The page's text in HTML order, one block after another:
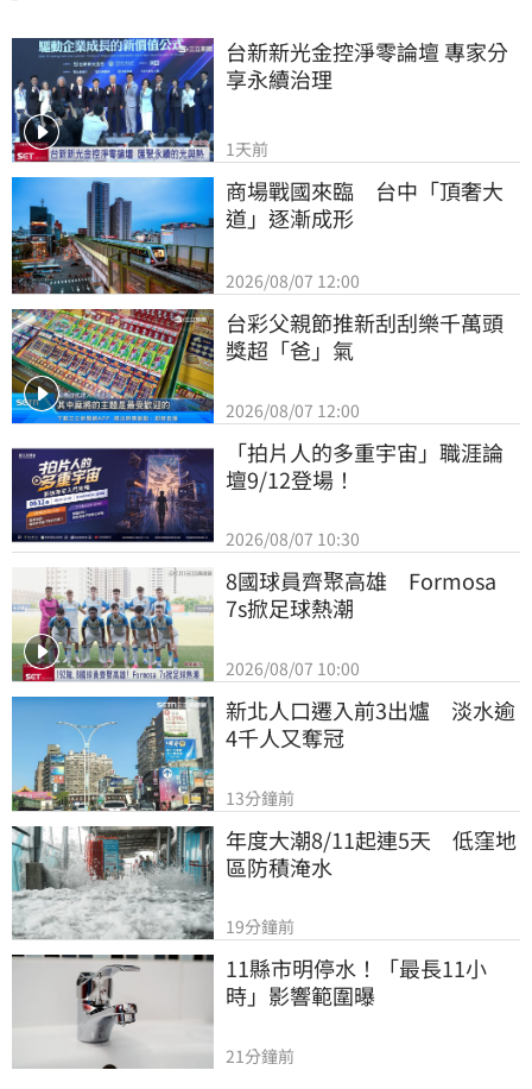
台新新光金控淨零論壇 專家分
享永續治理
1天前
商場戰國來臨　台中「頂奢大
道」逐漸成形
2026/08/07 12:00
台彩父親節推新刮刮樂千萬頭
獎超「爸」氣
2026/08/07 12:00
「拍片人的多重宇宙」職涯論
壇9/12登場！
2026/08/07 10:30
8國球員齊聚高雄　Formosa
7s掀足球熱潮
2026/08/07 10:00
新北人口遷入前3出爐　淡水逾
4千人又奪冠
13分鐘前
年度大潮8/11起連5天　低窪地
區防積淹水
19分鐘前
11縣市明停水！「最長11小
時」影響範圍曝
21分鐘前